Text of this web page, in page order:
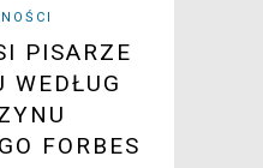
PISARZE
WEDŁUG
FORBES